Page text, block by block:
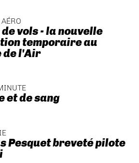
vols - la nouvelle
temporaire au
de l'Air
et de sang
Pesquet breveté pilote